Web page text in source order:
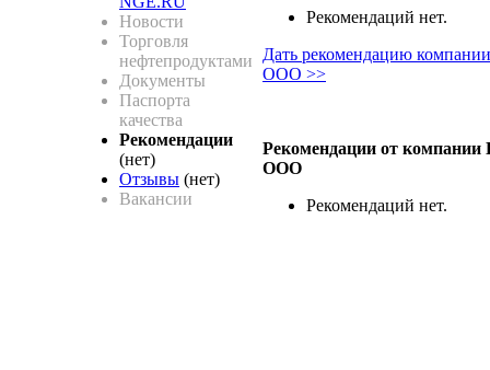
Новости
Торговля
нефтепродуктами
Документы
Паспорта
качества
Рекомендации
(нет)
Отзывы (нет)
Вакансии
Рекомендаций нет.
Дать рекомендацию
ООО >>
Рекомендации от компании
ООО
Рекомендаций нет.